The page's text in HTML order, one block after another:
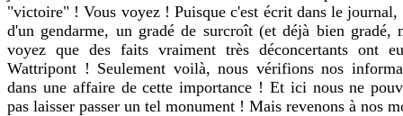
"victoire" ! Vous voyez ! Puisque c'est écrit dans le journal,
d'un gendarme, un gradé de surcroît (et déjà bien gradé,
voyez que des faits vraiment très déconcertants ont
Wattripont ! Seulement voilà, nous vérifions nos
dans une affaire de cette importance ! Et ici nous ne
pas laisser passer un tel monument ! Mais revenons à nos